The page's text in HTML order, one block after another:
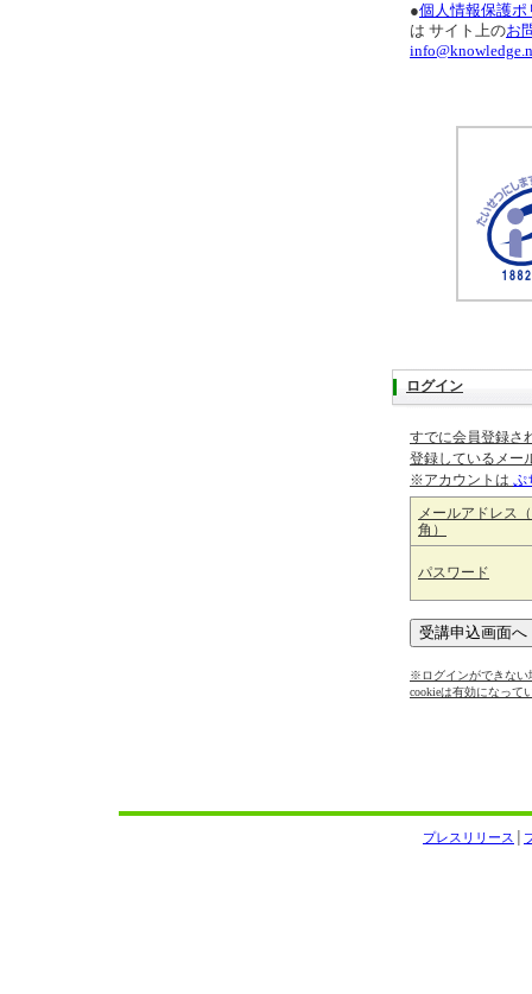
●個人情報保護ポ
は サイト上のお
ログイン
すでに会員登録さ
登録しているメー
※アカウントは ぷ
メールアドレス
角）
パスワード
※ログインができない
cookieは有効になって
プレスリリース